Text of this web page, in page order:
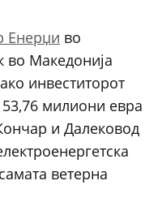
Енерџи во
во Македонија
инвеститорот
милиони евра
и Далековод
ветерна